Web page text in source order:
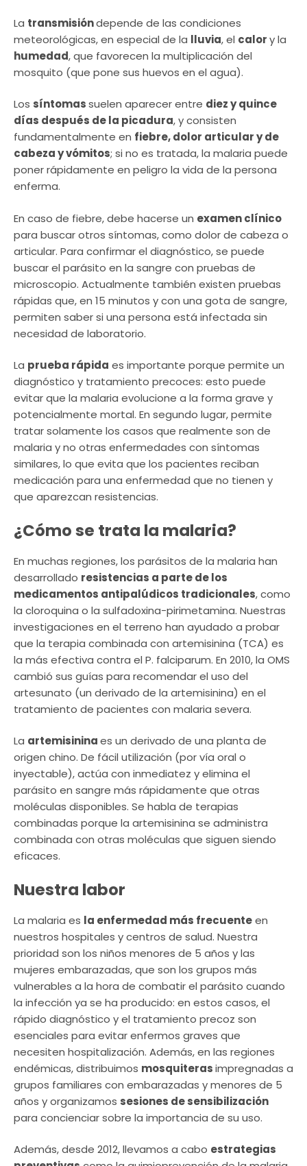
La transmisióndepende de las condiciones
meteorológicas, en especial de la lluvia, el calory la
humedad, que favorecen la multiplicación del
mosquito (que pone sus huevos en el agua).
Los síntomassuelen aparecer entre diez y quince
días después de la picadura, y consisten
fundamentalmente en fiebre, dolor articular y de
cabeza y vómitos; si no es tratada, la malaria puede
poner rápidamente en peligro la vida de la persona
enferma.
En caso de fiebre, debe hacerse un examen clínico
para buscar otros síntomas, como dolor de cabeza o
articular. Para confirmar el diagnóstico, se puede
buscar el parásito en la sangre con pruebas de
microscopio. Actualmente también existen pruebas
rápidas que, en 15 minutos y con una gota de sangre,
permiten saber si una persona está infectada sin
necesidad de laboratorio.
La prueba rápida es importante porque permite un
diagnóstico y tratamiento precoces: esto puede
evitar que la malaria evolucione a la forma grave y
potencialmente mortal. En segundo lugar, permite
tratar solamente los casos que realmente son de
malaria y no otras enfermedades con síntomas
similares, lo que evita que los pacientes reciban
medicación para una enfermedad que no tienen y
que aparezcan resistencias.
¿Cómo se trata la malaria?
En muchas regiones, los parásitos de la malaria han
desarrollado resistencias a parte de los
medicamentos antipalúdicos tradicionales, como
la cloroquina o la sulfadoxina-pirimetamina. Nuestras
investigaciones en el terreno han ayudado a probar
que la terapia combinada con artemisinina (TCA) es
la más efectiva contra el P. falciparum. En 2010, la OMS
cambió sus guías para recomendar el uso del
artesunato (un derivado de la artemisinina) en el
tratamiento de pacientes con malaria severa.
La artemisininaes un derivado de una planta de
origen chino. De fácil utilización (por vía oral o
inyectable), actúa con inmediatez y elimina el
parásito en sangre más rápidamente que otras
moléculas disponibles. Se habla de terapias
combinadas porque la artemisinina se administra
combinada con otras moléculas que siguen siendo
eficaces.
Nuestra labor
La malaria es la enfermedad más frecuenteen
nuestros hospitales y centros de salud. Nuestra
prioridad son los niños menores de 5 años y las
mujeres embarazadas, que son los grupos más
vulnerables a la hora de combatir el parásito cuando
la infección ya se ha producido: en estos casos, el
rápido diagnóstico y el tratamiento precoz son
esenciales para evitar enfermos graves que
necesiten hospitalización. Además, en las regiones
endémicas, distribuimos mosquiterasimpregnadas a
grupos familiares con embarazadas y menores de 5
años y organizamos sesiones de sensibilización
para concienciar sobre la importancia de su uso.
Además, desde 2012, llevamos a cabo estrategias